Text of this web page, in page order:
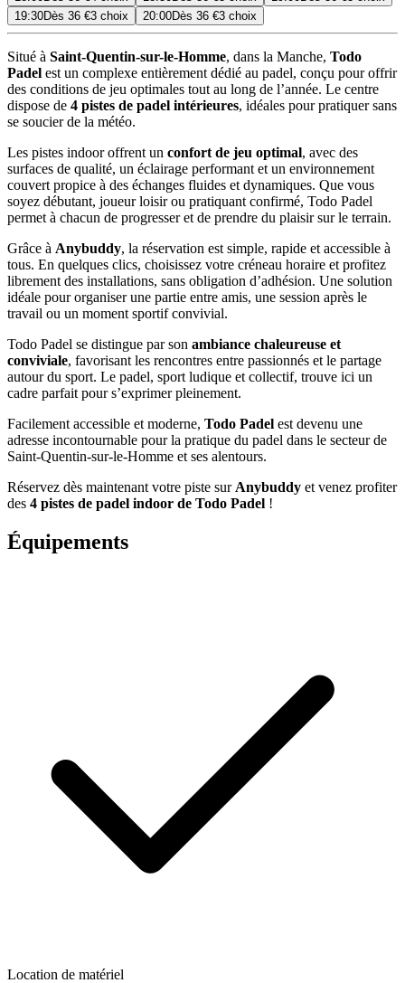
19:30Dès 36 €3 choix 20:00Dès 36 €3 choix
Situé à Saint-Quentin-sur-le-Homme, dans la Manche, Todo
Padel est un complexe entièrement dédié au padel, conçu pour offrir
des conditions de jeu optimales tout au long de l’année. Le centre
dispose de 4 pistes de padel intérieures, idéales pour pratiquer sans
se soucier de la météo.
Les pistes indoor offrent un confort de jeu optimal, avec des
surfaces de qualité, un éclairage performant et un environnement
couvert propice à des échanges fluides et dynamiques. Que vous
soyez débutant, joueur loisir ou pratiquant confirmé, Todo Padel
permet à chacun de progresser et de prendre du plaisir sur le terrain.
Grâce à Anybuddy, la réservation est simple, rapide et accessible à
tous. En quelques clics, choisissez votre créneau horaire et profitez
librement des installations, sans obligation d’adhésion. Une solution
idéale pour organiser une partie entre amis, une session après le
travail ou un moment sportif convivial.
Todo Padel se distingue par son ambiance chaleureuse et
conviviale, favorisant les rencontres entre passionnés et le partage
autour du sport. Le padel, sport ludique et collectif, trouve ici un
cadre parfait pour s’exprimer pleinement.
Facilement accessible et moderne, Todo Padel est devenu une
adresse incontournable pour la pratique du padel dans le secteur de
Saint-Quentin-sur-le-Homme et ses alentours.
Réservez dès maintenant votre piste sur Anybuddy et venez profiter
des 4 pistes de padel indoor de Todo Padel !
Équipements
Location de matériel